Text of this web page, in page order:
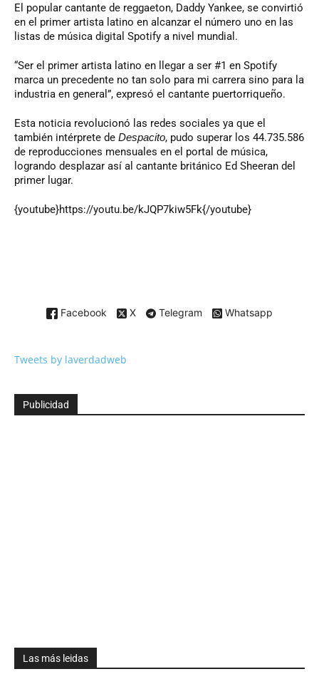
El popular cantante de reggaeton, Daddy Yankee, se convirtió
en el primer artista latino en alcanzar el número uno en las
listas de música digital Spotify a nivel mundial.
“Ser el primer artista latino en llegar a ser #1 en Spotify
marca un precedente no tan solo para mi carrera sino para la
industria en general”, expresó el cantante puertorriqueño.
Esta noticia revolucionó las redes sociales ya que el
también intérprete de Despacito, pudo superar los 44.735.586
de reproducciones mensuales en el portal de música,
logrando desplazar así al cantante británico Ed Sheeran del
primer lugar.
{youtube}https://youtu.be/kJQP7kiw5Fk{/youtube}
Facebook X Telegram Whatsapp
Tweets by laverdadweb
Publicidad
Las más leidas